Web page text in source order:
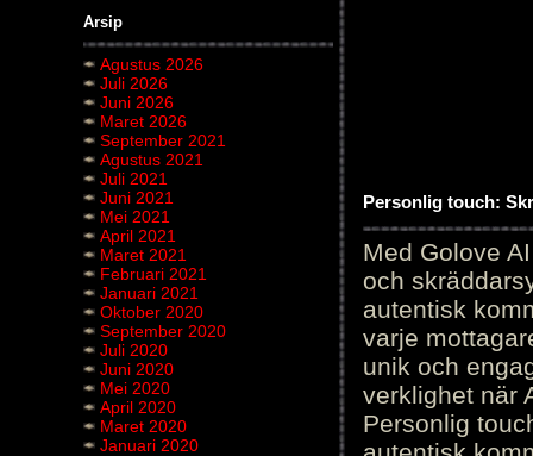
Arsip
Agustus 2026
Juli 2026
Juni 2026
Maret 2026
September 2021
Agustus 2021
Juli 2021
Juni 2021
Mei 2021
April 2021
Maret 2021
Februari 2021
Januari 2021
Oktober 2020
September 2020
Juli 2020
Juni 2020
Mei 2020
April 2020
Maret 2020
Januari 2020
Personlig touch:
Med Golove
och
autentisk
varje
unik och
verklighet när
Personlig